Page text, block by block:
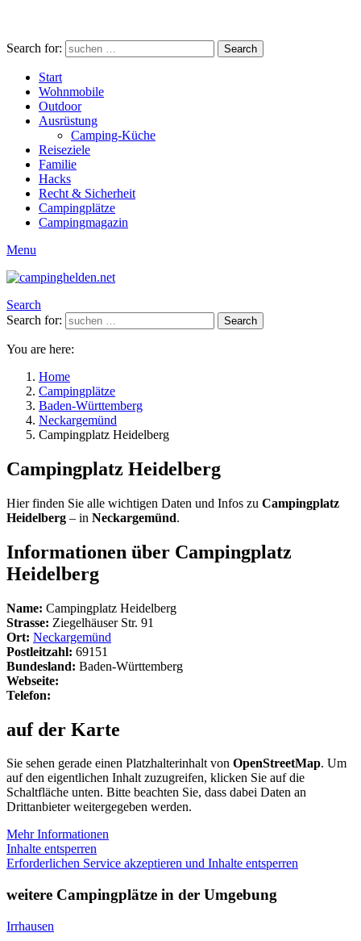
Search for: Search
Start
Wohnmobile
Outdoor
Ausrüstung
Camping-Küche
Reiseziele
Familie
Hacks
Recht & Sicherheit
Campingplätze
Campingmagazin
Menu
Search
Search for:
Search
You are here:
Home
Campingplätze
Baden-Württemberg
Neckargemünd
Campingplatz Heidelberg
Campingplatz Heidelberg
Hier finden Sie alle wichtigen Daten und Infos zu Campingplatz
Heidelberg – in Neckargemünd.
Informationen über Campingplatz
Heidelberg
Name: Campingplatz Heidelberg
Strasse: Ziegelhäuser Str. 91
Ort: Neckargemünd
Postleitzahl: 69151
Bundesland: Baden-Württemberg
Webseite:
Telefon:
auf der Karte
Sie sehen gerade einen Platzhalterinhalt von OpenStreetMap. Um
auf den eigentlichen Inhalt zuzugreifen, klicken Sie auf die
Schaltfläche unten. Bitte beachten Sie, dass dabei Daten an
Drittanbieter weitergegeben werden.
Mehr Informationen
Inhalte entsperren
Erforderlichen Service akzeptieren und Inhalte entsperren
weitere Campingplätze in der Umgebung
Irrhausen